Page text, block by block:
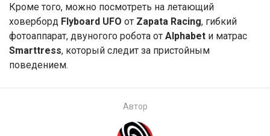
Кроме того, можно посмотреть на летающий
ховерборд Flyboard UFO от Zapata Racing, гибкий
фотоаппарат, двуногого робота от Alphabet и матрас
Smarttress, который следит за пристойным
поведением.
Автор